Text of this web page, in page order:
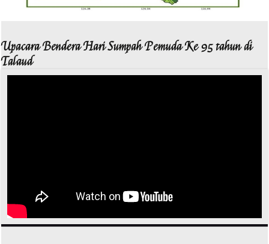
Upacara Bendera Hari Sumpah Pemuda Ke 95 tahun di
Talaud